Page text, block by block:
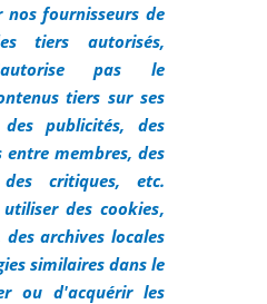
nos fournisseurs de
tiers autorisés,
pas le
tiers sur ses
publicités, des
membres, des
des critiques, etc.
des cookies,
des archives locales
similaires dans le
ou d'acquérir les